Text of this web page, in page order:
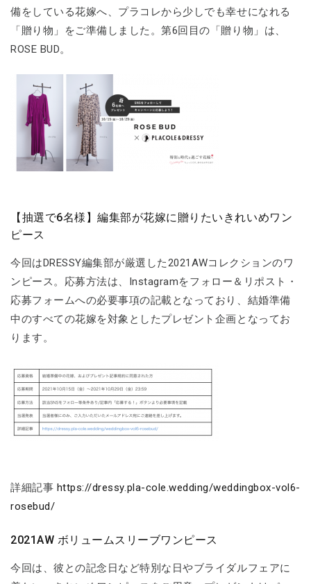
備をしている花嫁へ、プラコレから少しでも幸せになれる
「贈り物」をご準備しました。第6回目の「贈り物」は、
ROSE BUD。
【抽選で6名様】編集部が花嫁に贈りたいきれいめワン
ピース
今回はDRESSY編集部が厳選した2021AWコレクションのワ
ンピース。応募方法は、Instagramをフォロー＆リポスト・
応募フォームへの必要事項の記載となっており、結婚準備
中のすべての花嫁を対象としたプレゼント企画となってお
ります。
詳細記事 https://dressy.pla-cole.wedding/weddingbox-vol6-
rosebud/
2021AW ボリュームスリーブワンピース
今回は、彼との記念日など特別な日やブライダルフェアに